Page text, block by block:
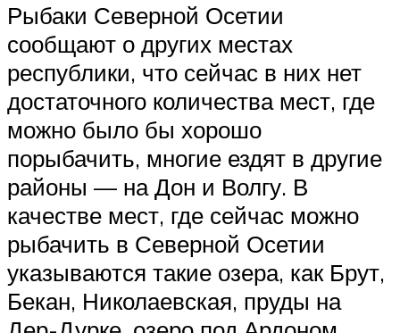
Рыбаки Северной Осетии
сообщают о других местах
республики, что сейчас в них нет
достаточного количества мест, где
можно было бы хорошо
порыбачить, многие ездят в другие
районы — на Дон и Волгу. В
качестве мест, где сейчас можно
рыбачить в Северной Осетии
указываются такие озера, как Брут,
Бекан, Николаевская, пруды на